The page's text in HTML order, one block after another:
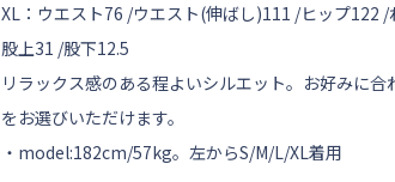
XL：ウエスト76 /ウエスト(伸ばし)111 /ヒップ122
股上31 /股下12.5
リラックス感のある程よいシルエット。お好みに合
をお選びいただけます。
・model:182cm/57kg。左からS/M/L/XL着用